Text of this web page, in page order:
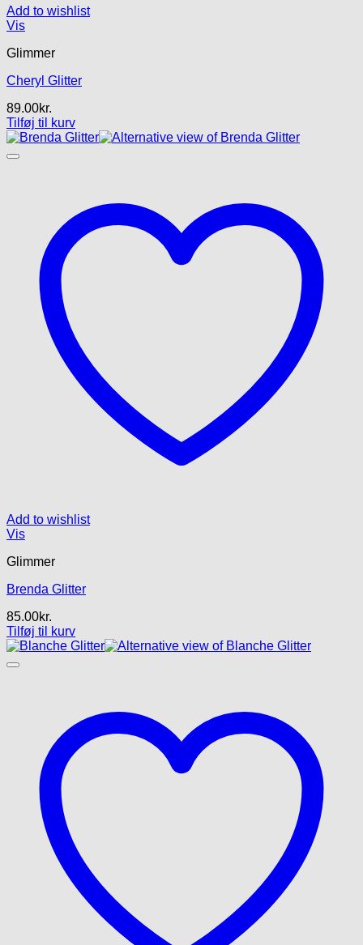
Add to wishlist
Vis
Glimmer
Cheryl Glitter
89.00kr.
Tilføj til kurv
Add to wishlist
Vis
Glimmer
Brenda Glitter
85.00kr.
Tilføj til kurv